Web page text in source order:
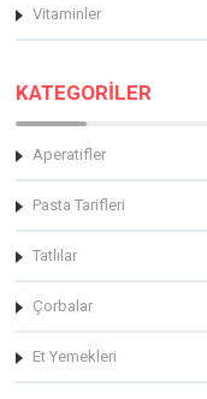
Vitaminler
KATEGORİLER
Aperatifler
Pasta Tarifleri
Tatlılar
Çorbalar
Et Yemekleri